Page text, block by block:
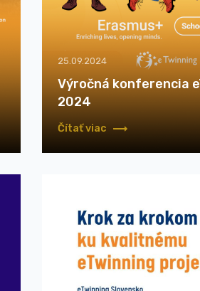
25.09.2024
Výročná konferencia
2024
Čítať viac